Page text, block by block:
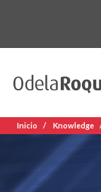
Inicio Knowledge